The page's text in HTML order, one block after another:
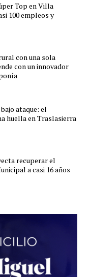
Top en Villa
100 empleos y
con una sola
con un innovador
ataque: el
huella en Traslasierra
recuperar el
a casi 16 años